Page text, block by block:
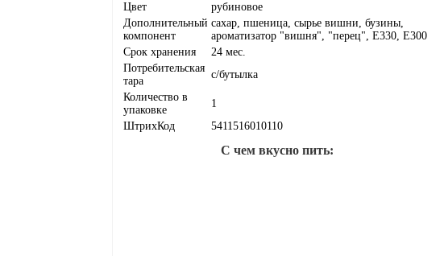
Цвет
рубиновое
Дополнительный
компонент
сахар, пшеница, сырье вишни, бузины,
ароматизатор "вишня", "перец", Е330, Е300
Срок хранения
24 мес.
Потребительская
тара
с/бутылка
Количество в
упаковке
1
ШтрихКод
5411516010110
С чем вкусно пить: